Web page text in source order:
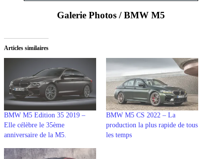
Galerie Photos / BMW M5
Articles similaires
BMW M5 Edition 35 2019 –
Elle célèbre le 35ème
anniversaire de la M5.
BMW M5 CS 2022 – La
production la plus rapide de tous
les temps